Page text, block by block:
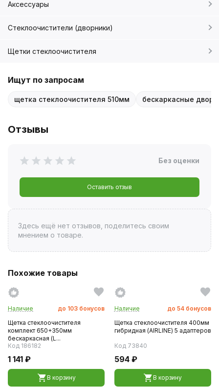
Аксессуары
Стеклоочистители (дворники)
Щетки стеклоочистителя
Ищут по запросам
щетка стеклоочистителя 510мм бескаркасные
Отзывы
Без оценки
Оставить отзыв
Здесь ещё нет отзывов, поделитесь своим
мнением о товаре.
Похожие товары
Наличие до 103 бонусов
Щетка стеклоочистителя
комплект 650+350мм
бескаркасная (L...
Код 186182
1 141 ₽
В корзину
Наличие до 54 бонусов
Щетка стеклоочистителя 400мм
гибридная (AIRLINE) 5 адаптеров
Код 73840
594 ₽
В корзину